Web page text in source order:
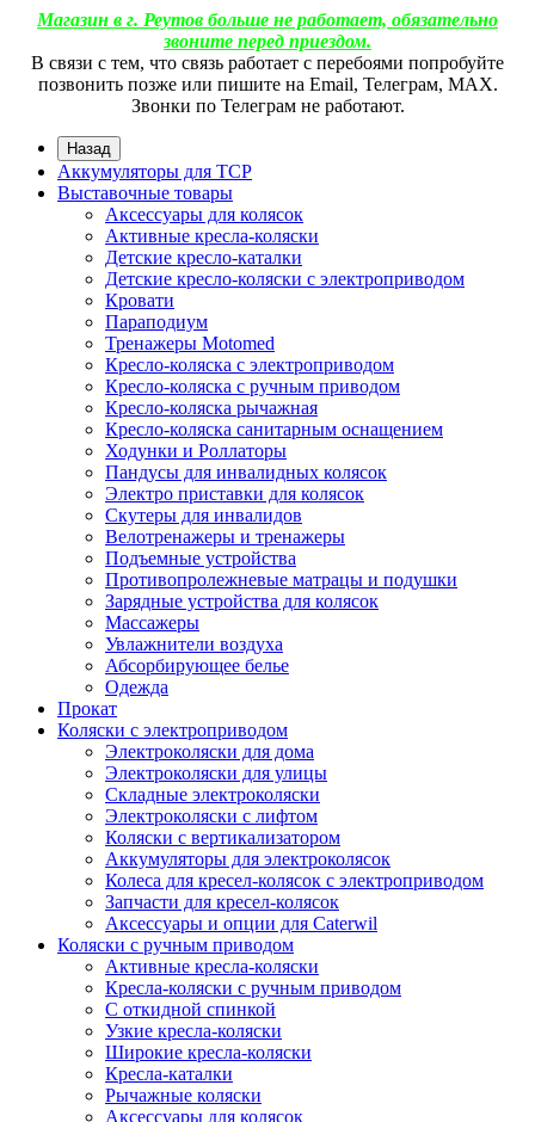
Магазин в г. Реутов больше не работает, обязательно
звоните перед приездом.
В связи с тем, что связь работает с перебоями попробуйте
позвонить позже или пишите на Email, Телеграм, МАХ.
Звонки по Телеграм не работают.
Назад
Аккумуляторы для ТСР
Выставочные товары
Аксессуары для колясок
Активные кресла-коляски
Детские кресло-каталки
Детские кресло-коляски с электроприводом
Кровати
Параподиум
Тренажеры Motomed
Кресло-коляска с электроприводом
Кресло-коляска с ручным приводом
Кресло-коляска рычажная
Кресло-коляска санитарным оснащением
Ходунки и Роллаторы
Пандусы для инвалидных колясок
Электро приставки для колясок
Скутеры для инвалидов
Велотренажеры и тренажеры
Подъемные устройства
Противопролежневые матрацы и подушки
Зарядные устройства для колясок
Массажеры
Увлажнители воздуха
Абсорбирующее белье
Одежда
Прокат
Коляски с электроприводом
Электроколяски для дома
Электроколяски для улицы
Складные электроколяски
Электроколяски с лифтом
Коляски с вертикализатором
Аккумуляторы для электроколясок
Колеса для кресел-колясок с электроприводом
Запчасти для кресел-колясок
Аксессуары и опции для Caterwil
Коляски с ручным приводом
Активные кресла-коляски
Кресла-коляски с ручным приводом
С откидной спинкой
Узкие кресла-коляски
Широкие кресла-коляски
Кресла-каталки
Рычажные коляски
Аксессуары для колясок